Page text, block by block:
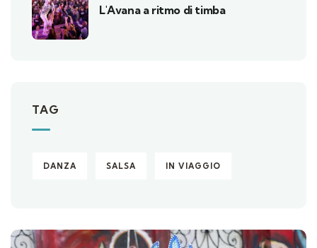
L'Avana a ritmo di timba
TAG
DANZA SALSA IN VIAGGIO